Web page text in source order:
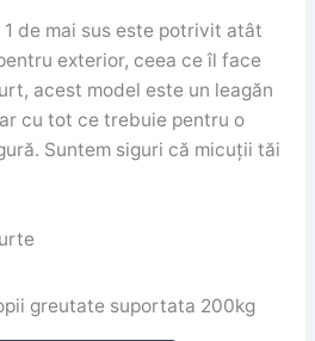
de mai sus este potrivit atât
exterior, ceea ce îl face
acest model este un leagăn
cu tot ce trebuie pentru o
Suntem siguri că micuții tăi